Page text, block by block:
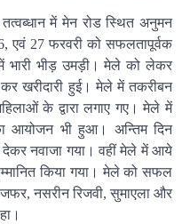
में मेन रोड स्थित अनुमन
एवं 27 फरवरी को सफलतापूर्वक
भारी भीड़ उमड़ी। मेले को लेकर
खरीदारी हुई। मेले में तकरीबन
के द्वारा लगाए गए। मेले में
आयोजन भी हुआ। अन्तिम दिन
नवाजा गया। वहीं मेले में आये
किया गया। मेले को सफल
नसरीन रिजवी, सुमाएला और